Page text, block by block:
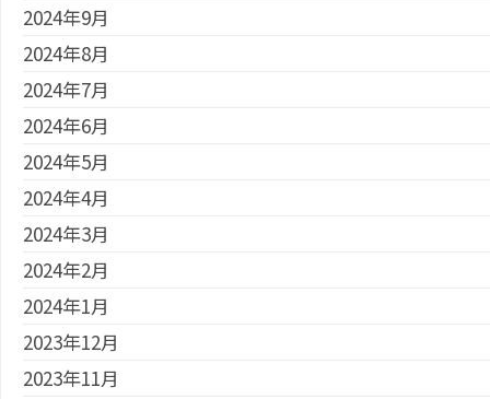
2024年9月
2024年8月
2024年7月
2024年6月
2024年5月
2024年4月
2024年3月
2024年2月
2024年1月
2023年12月
2023年11月